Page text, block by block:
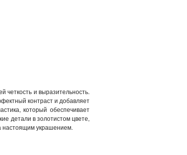
и выразительность.
контраст и добавляет
который обеспечивает
детали в золотистом цвете,
настоящим украшением.